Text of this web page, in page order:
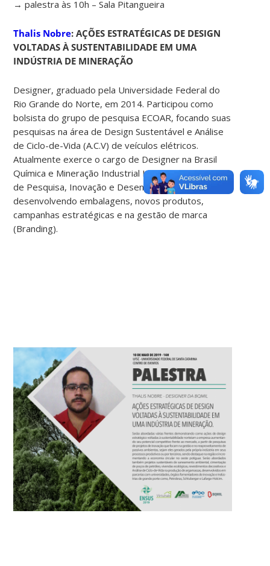
→ palestra às 10h – Sala Pitangueira
Thalis Nobre: AÇÕES ESTRATÉGICAS DE DESIGN
VOLTADAS À SUSTENTABILIDADE EM UMA
INDÚSTRIA DE MINERAÇÃO
Designer, graduado pela Universidade Federal do
Rio Grande do Norte, em 2014. Participou como
bolsista do grupo de pesquisa ECOAR, focando suas
pesquisas na área de Design Sustentável e Análise
de Ciclo-de-Vida (A.C.V) de veículos elétricos.
Atualmente exerce o cargo de Designer na Brasil
Química e Mineração Industrial Ltda no laboratório
de Pesquisa, Inovação e Desenvolvimento (P.D.I),
desenvolvendo embalagens, novos produtos,
campanhas estratégicas e na gestão de marca
(Branding).